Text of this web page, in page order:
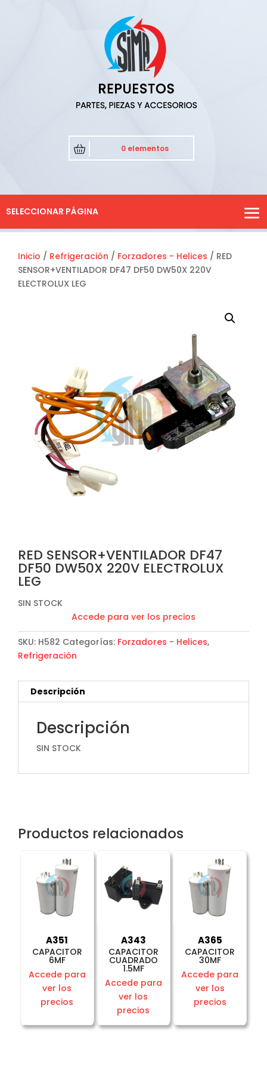
0 elementos
SELECCIONAR PÁGINA
Inicio / Refrigeración / Forzadores - Helices / RED
SENSOR+VENTILADOR DF47 DF50 DW50X 220V
ELECTROLUX LEG
RED SENSOR+VENTILADOR DF47
DF50 DW50X 220V ELECTROLUX
LEG
SIN STOCK
Accede para ver los precios
SKU: H582 Categorías: Forzadores - Helices,
Refrigeración
Descripción
Descripción
SIN STOCK
Productos relacionados
A351
CAPACITOR
6MF
Accede para
ver los
precios
A343
CAPACITOR
CUADRADO
1.5MF
Accede para
ver los
precios
A365
CAPACITOR
30MF
Accede para
ver los
precios